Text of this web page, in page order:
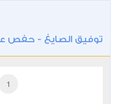
توفيق الصايغ - حفص
1